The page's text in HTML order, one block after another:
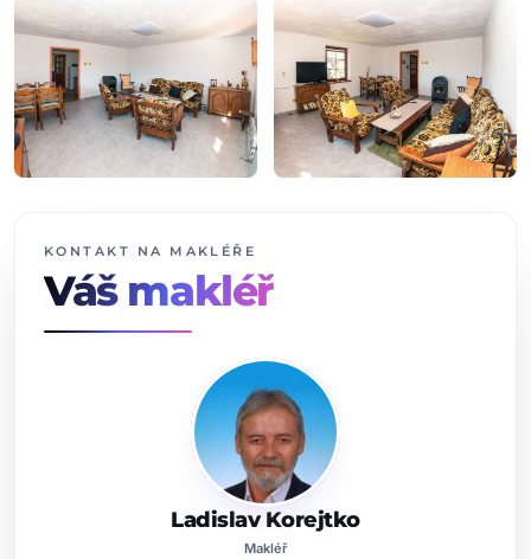
KONTAKT NA MAKLÉŘE
Váš makléř
Ladislav Korejtko
Makléř